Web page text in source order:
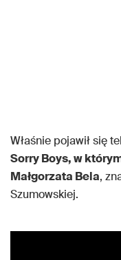
Właśnie pojawił się
Sorry Boys, w
Małgorzata Bela,
Szumowskiej.